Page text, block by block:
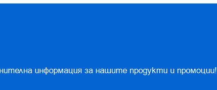
информация за нашите продукти и промоции!